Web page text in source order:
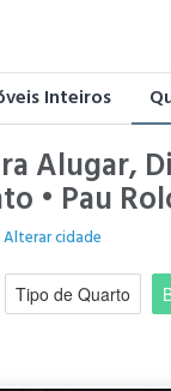
Inteiros
Alugar,
• Pau
Alterar cidade
Tipo de Quarto